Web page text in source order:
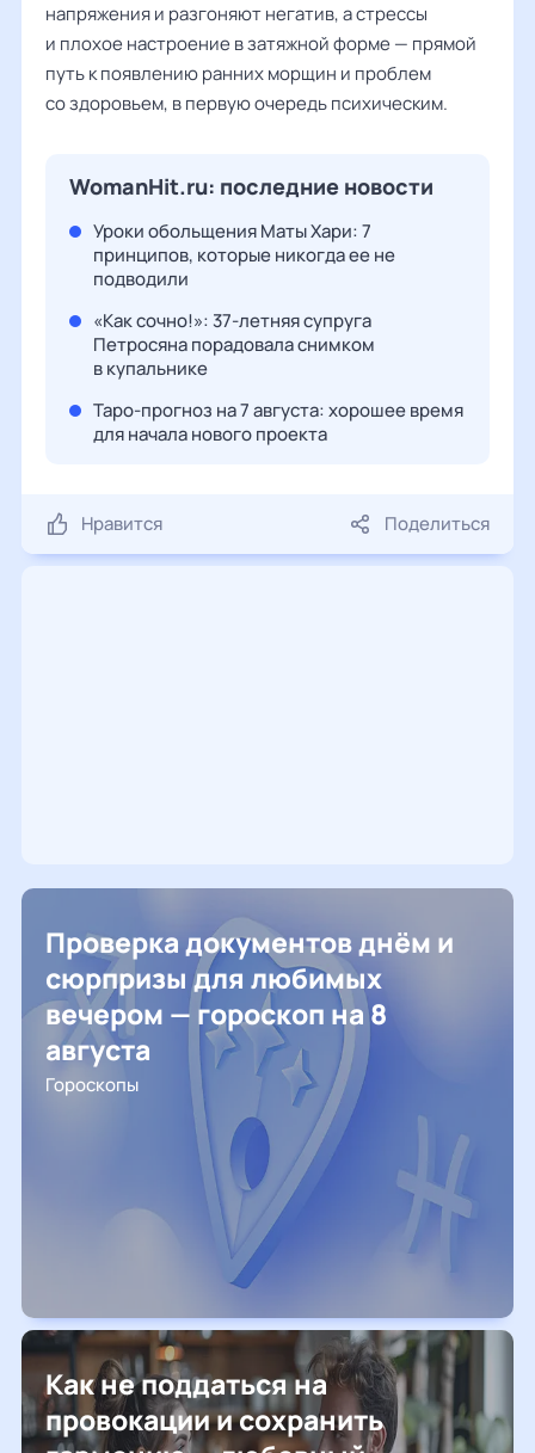
напряжения и разгоняют негатив, а стрессы
и плохое настроение в затяжной форме — прямой
путь к появлению ранних морщин и проблем
со здоровьем, в первую очередь психическим.
WomanHit.ru: последние новости
Уроки обольщения Маты Хари: 7
принципов, которые никогда ее не
подводили
«Как сочно!»: 37-летняя супруга
Петросяна порадовала снимком
в купальнике
Таро-прогноз на 7 августа: хорошее время
для начала нового проекта
Нравится Поделиться
Проверка документов днём и
сюрпризы для любимых
вечером — гороскоп на 8
августа
Гороскопы
Как не поддаться на
провокации и сохранить